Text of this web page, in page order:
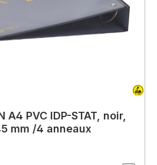
A4 PVC IDP-STAT, noir,
mm /4 anneaux